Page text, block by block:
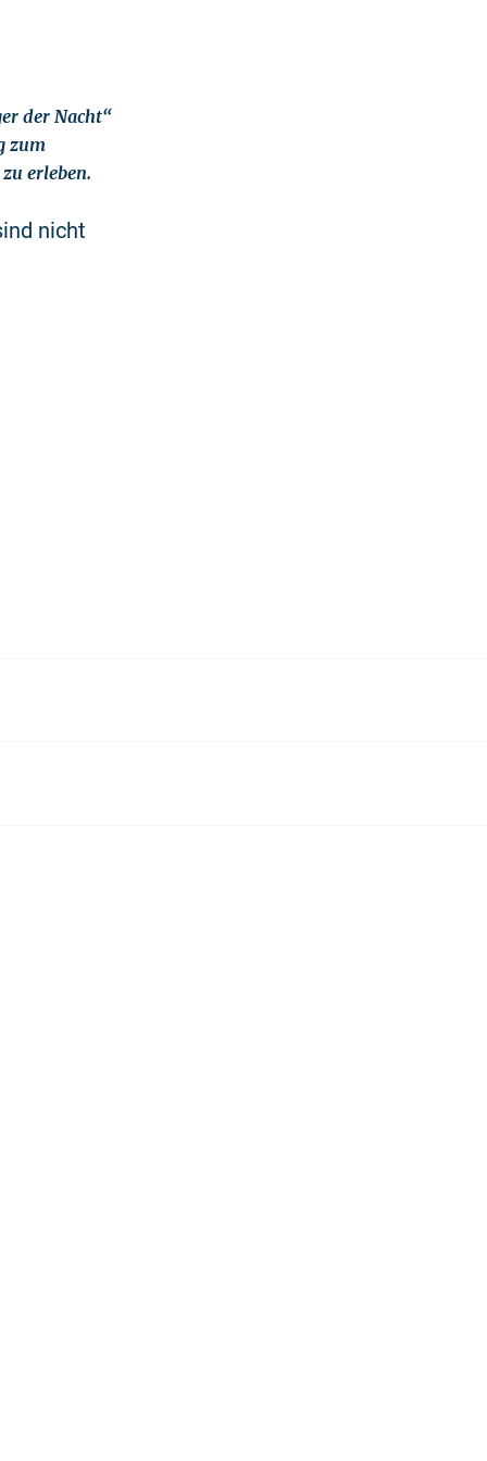
der Nacht“
zum
erleben.
nicht